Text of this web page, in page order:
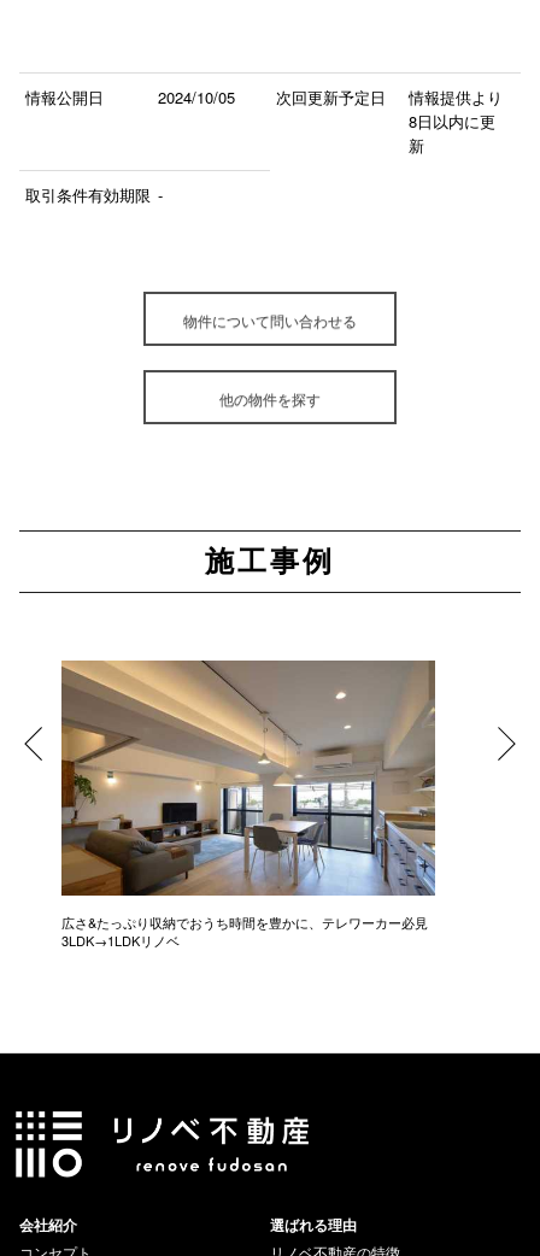
情報公開日 2024/10/05 次回更新予定日
情報提供より
8日以内に更
新
取引条件有効期限 -
物件について問い合わせる
他の物件を探す
施工事例
広さ&たっぷり収納でおうち時間を豊かに、テレワーカー必見
3LDK→1LDKリノベ
会社紹介
選ばれる理由